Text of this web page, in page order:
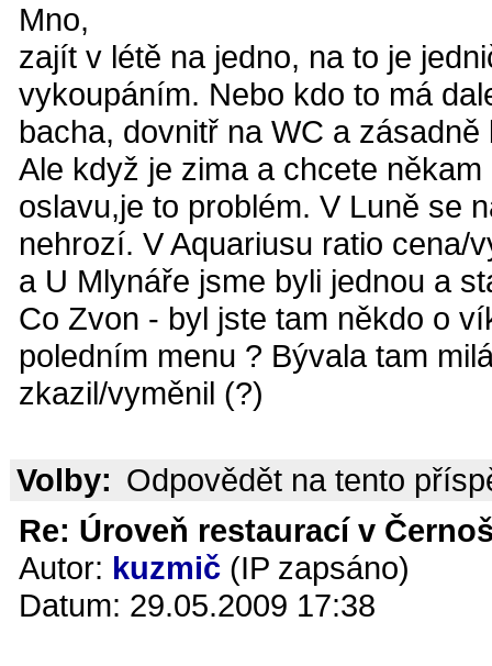
Mno,
zajít v létě na jedno, na to je
vykoupáním. Nebo kdo to má
bacha, dovnitř na WC a
Ale když je zima a chcete
oslavu,je to problém. V Luně se
nehrozí. V Aquariusu ratio cena/
a U Mlynáře jsme byli jednou a
Co Zvon - byl jste tam někdo o
poledním menu ? Bývala tam
zkazil/vyměnil (?)
Volby: Odpovědět na tento
Re: Úroveň restaurací v
Autor: kuzmič (IP zapsáno)
Datum: 29.05.2009 17:38